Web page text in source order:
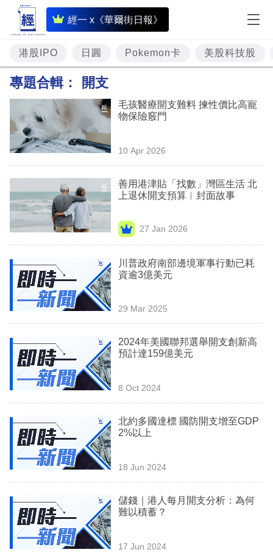
經一 x《華爾街日報》
即
時
財
經
投
資
樓
市
業
科
技
場
生
時
事
訂
閱
港股IPO 日圓 Pokemon卡 美股科技股
專題合輯： 開支
毛孩醫療開支難料 揀性價比高寵
物保險竅門
10 Apr 2026
善用港津貼「找數」灣區生活 北
上退休開支預算︳封面故事
27 Jan 2026
川普政府南部邊境軍事行動已耗
資逾3億美元
29 Mar 2025
2024年美國聯邦選舉開支創新高
預計達159億美元
8 Oct 2024
北約多國達標 國防開支增至GDP
2%以上
18 Jun 2024
儲錢｜港人每月開支分析：為何
難以積蓄？
17 Jun 2024